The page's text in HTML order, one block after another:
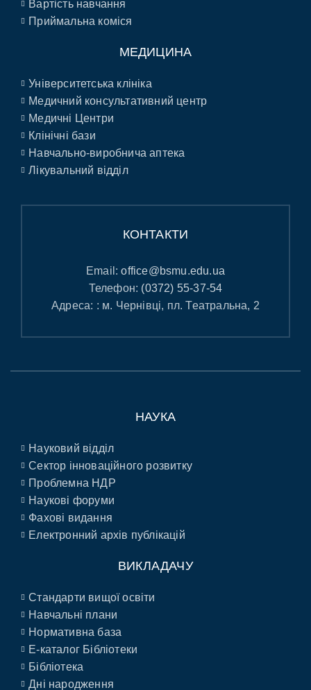
Вартість навчання
Приймальна коміся
МЕДИЦИНА
Університетська клініка
Медичний консультативний центр
Медичні Центри
Клінічні бази
Навчально-виробнича аптека
Лікувальний відділ
КОНТАКТИ
Email:office@bsmu.edu.ua
Телефон: (0372) 55-37-54
Адреса: : м. Чернівці, пл. Театральна, 2
НАУКА
Науковий відділ
Сектор інноваційного розвитку
Проблемна НДР
Наукові форуми
Фахові видання
Електронний архів публікацій
ВИКЛАДАЧУ
Стандарти вищої освіти
Навчальні плани
Нормативна база
E-каталог Бібліотеки
Бібліотека
Дні народження